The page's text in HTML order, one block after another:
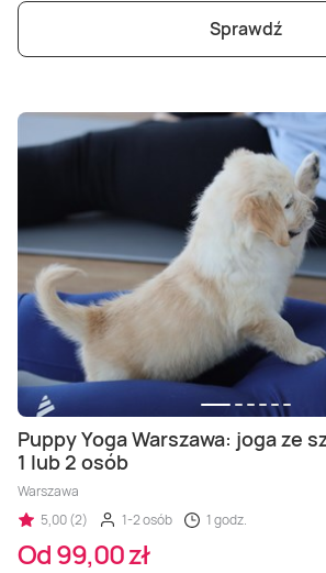
Sprawdź
Puppy Yoga Warszawa: joga ze
1 lub 2 osób
Warszawa
5,00 (2)
1-2 osób 1 godz.
Od 99,00 zł